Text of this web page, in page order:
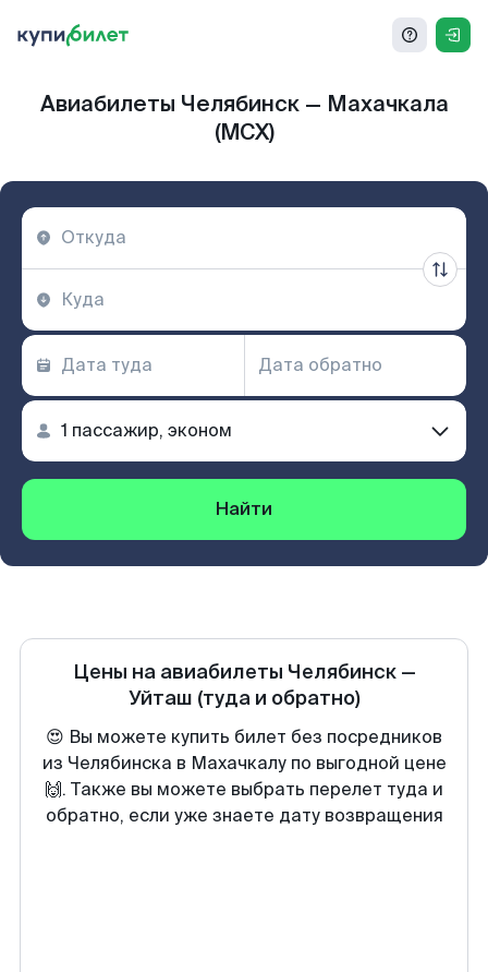
Авиабилеты Челябинск — Махачкала
(MCX)
Найти
Цены на авиабилеты Челябинск—
Уйташ (туда и обратно)
😍 Вы можете купить билет без посредников
из Челябинска в Махачкалу по выгодной цене
🙌. Также вы можете выбрать перелет туда и
обратно, если уже знаете дату возвращения